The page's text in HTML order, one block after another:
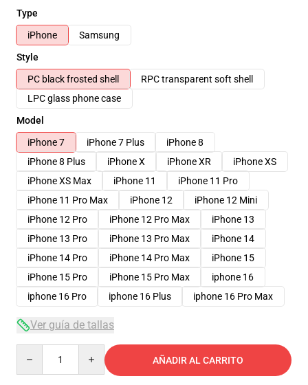
Type
iPhone
Samsung
Style
PC black frosted shell
RPC transparent soft shell
LPC glass phone case
Model
iPhone 7
iPhone 7 Plus
iPhone 8
iPhone 8 Plus
iPhone X iPhone XR
iPhone XS
iPhone XS Max
iPhone 11
iPhone 11 Pro
iPhone 11 Pro Max
iPhone 12
iPhone 12 Mini
iPhone 12 Pro
iPhone 12 Pro Max
iPhone 13
iPhone 13 Pro
iPhone 13 Pro Max
iPhone 14
iPhone 14 Pro
iPhone 14 Pro Max
iPhone 15
iPhone 15 Pro
iPhone 15 Pro Max
iphone 16
iphone 16 Pro
iphone 16 Plus iphone 16 Pro Max
Ver guía de tallas
AÑADIR AL CARRITO